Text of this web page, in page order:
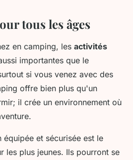
tous les âges
en camping, les activités
importantes que le
si vous venez avec des
offre bien plus qu'un
il crée un environnement où
équipée et sécurisée est le
les plus jeunes. Ils pourront se